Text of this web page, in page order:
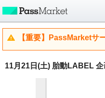
【重要】PassMarketサ
11月21日(土) 胎動LABEL